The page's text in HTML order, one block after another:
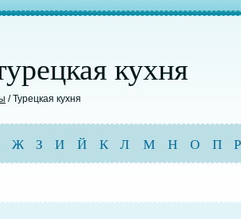
кухня
/ Турецкая кухня
Ж З И Й К Л М Н О П Р